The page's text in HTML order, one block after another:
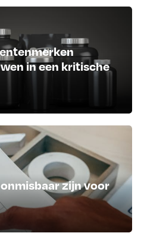
in een kritische
zijn voor